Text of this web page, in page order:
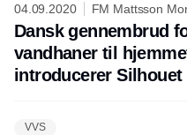
04.09.2020
FM Mattsson
Danmark ApS
Dansk gennembrud
vandhaner til
introducerer Silhouet
VVS